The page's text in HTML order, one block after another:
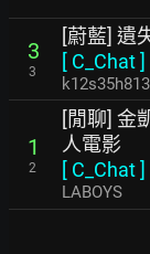
3
3
[蔚藍] 遺
[ C_Chat]
1
2
[閒聊] 金
人電影
[ C_Chat]
LABOYS